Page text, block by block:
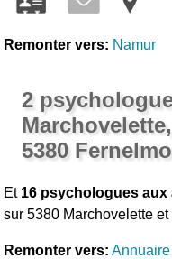
Remonter vers: Namur
2
5380
Et 16 psychologues aux
sur 5380 Marchovelette
Remonter vers: